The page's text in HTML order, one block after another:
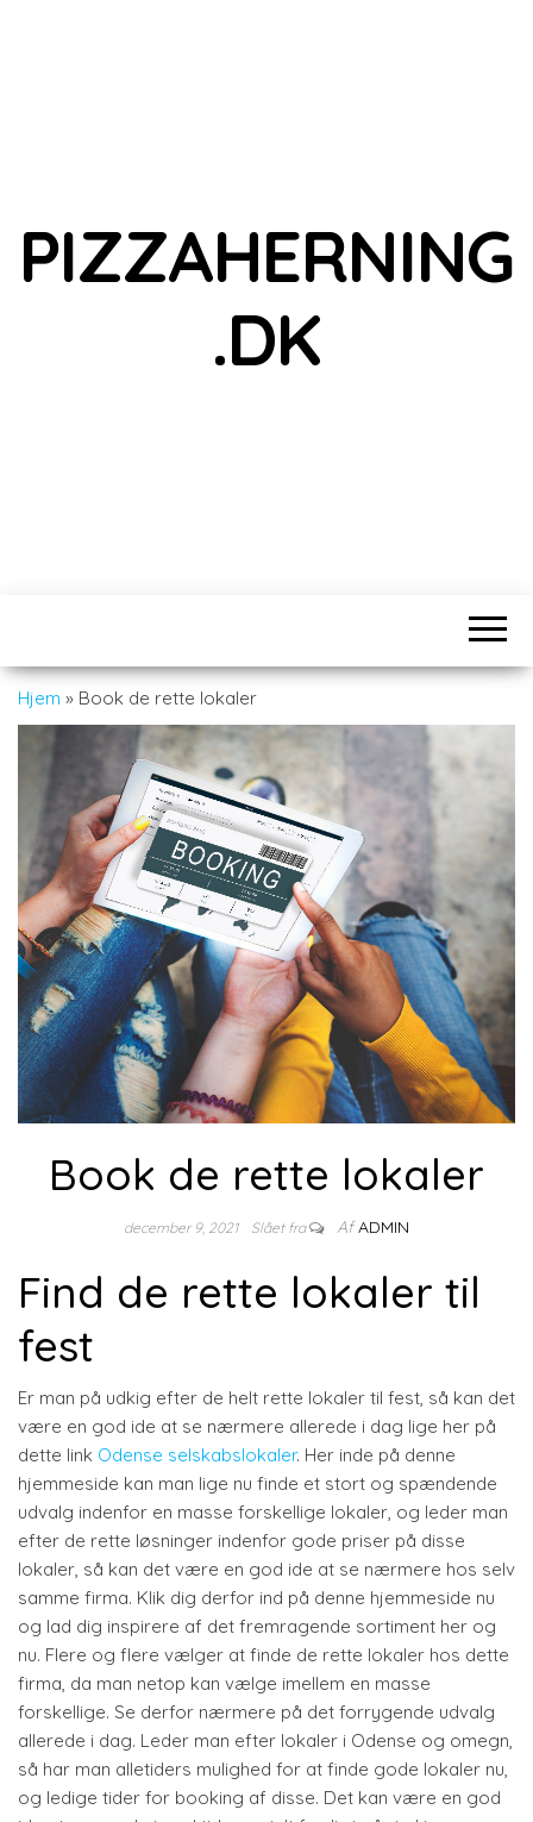
PIZZAHERNING
.DK
Hjem » Book de rette lokaler
Book de rette lokaler
december 9, 2021 Slået fra Af ADMIN
Find de rette lokaler til
fest
Er man på udkig efter de helt rette lokaler til fest, så kan det
være en god ide at se nærmere allerede i dag lige her på
dette link Odense selskabslokaler. Her inde på denne
hjemmeside kan man lige nu finde et stort og spændende
udvalg indenfor en masse forskellige lokaler, og leder man
efter de rette løsninger indenfor gode priser på disse
lokaler, så kan det være en god ide at se nærmere hos selv
samme firma. Klik dig derfor ind på denne hjemmeside nu
og lad dig inspirere af det fremragende sortiment her og
nu. Flere og flere vælger at finde de rette lokaler hos dette
firma, da man netop kan vælge imellem en masse
forskellige. Se derfor nærmere på det forrygende udvalg
allerede i dag. Leder man efter lokaler i Odense og omegn,
så har man alletiders mulighed for at finde gode lokaler nu,
og ledige tider for booking af disse. Det kan være en god